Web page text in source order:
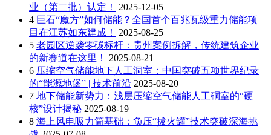
业（第二批）认定！
2025-12-05
4 巨石“魔方”如何储能？全国首个百兆瓦级重力储能项
目在江苏如东建成！
2025-08-25
5 老园区逆袭零碳标杆：贵州案例拆解，传统建筑企业
的新赛道在这里！
2025-08-21
6 压缩空气储能地下人工洞室：中国突破五项世界纪录
的“能源地堡” | 技术前沿 2025-08-20
7 地下储能新势力：浅层压缩空气储能人工硐室的“硬
核”设计揭秘 2025-08-19
8 海上风电吸力筒基础：负压“拔火罐”技术突破深海挑